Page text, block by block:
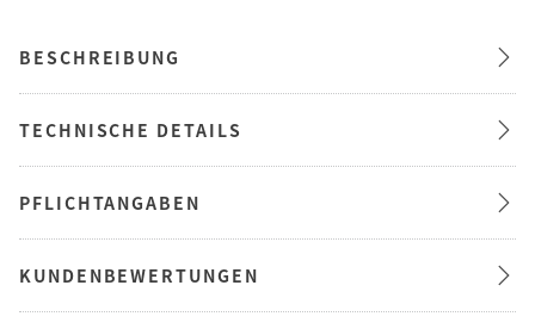
BESCHREIBUNG
TECHNISCHE DETAILS
PFLICHTANGABEN
KUNDENBEWERTUNGEN